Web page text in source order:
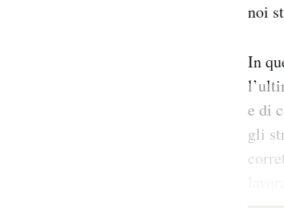
noi
In
e di
gli